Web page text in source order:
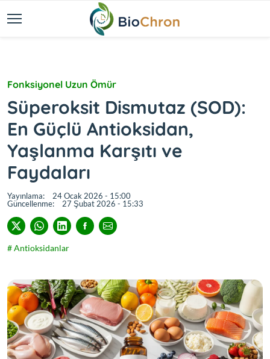
Fonksiyonel Uzun Ömür
Süperoksit Dismutaz (SOD):
En Güçlü Antioksidan,
Yaşlanma Karşıtı ve
Faydaları
Yayınlama:
24 Ocak 2026 - 15:00
Güncellenme:
27 Şubat 2026 - 15:33
# Antioksidanlar